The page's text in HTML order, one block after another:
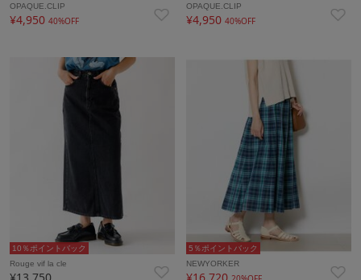
OPAQUE.CLIP
¥4,950 40%OFF
OPAQUE.CLIP
¥4,95040%OFF
10％ポイントバック
Rouge vif la cle
5％ポイントバック
NEWYORKER